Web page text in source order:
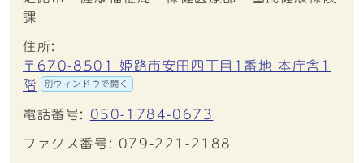
課
住所:
〒670-8501 姫路市安田四丁目1番地 本庁舎1
階
別ウィンドウで開く
電話番号: 050-1784-0673
ファクス番号: 079-221-2188